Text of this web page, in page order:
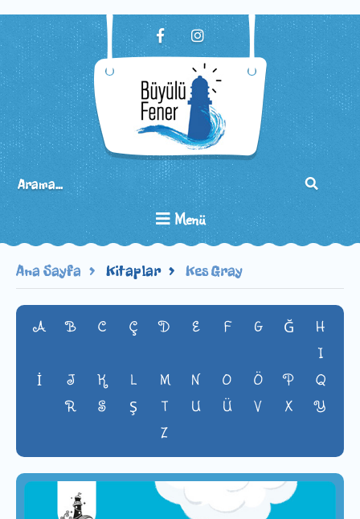
Menü
Ana Sayfa Kitaplar Kes Gray
A B C Ç D E F G Ğ
H
I
İ
J K L M N O Ö P
Q
R
S Ş T U Ü V X
Y
Z